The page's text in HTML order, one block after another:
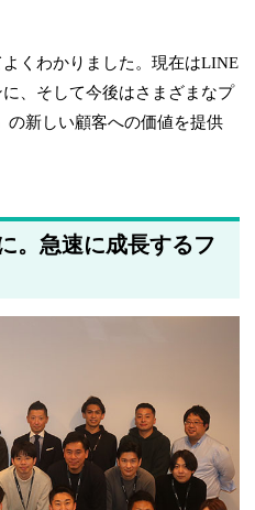
くわかりました。現在はLINE
、そして今後はさまざまなプ
の新しい顧客への価値を提供
。急速に成長するフ